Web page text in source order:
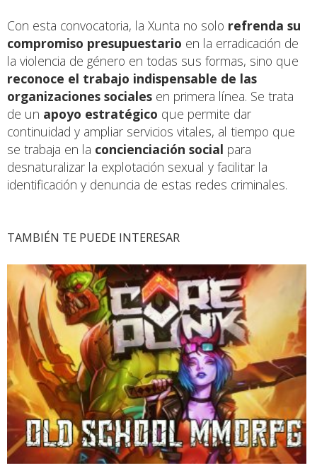
Con esta convocatoria, la Xunta no solo refrenda su
compromiso presupuestario en la erradicación de
la violencia de género en todas sus formas, sino que
reconoce el trabajo indispensable de las
organizaciones sociales en primera línea. Se trata
de un apoyo estratégico que permite dar
continuidad y ampliar servicios vitales, al tiempo que
se trabaja en la concienciación social para
desnaturalizar la explotación sexual y facilitar la
identificación y denuncia de estas redes criminales.
TAMBIÉN TE PUEDE INTERESAR